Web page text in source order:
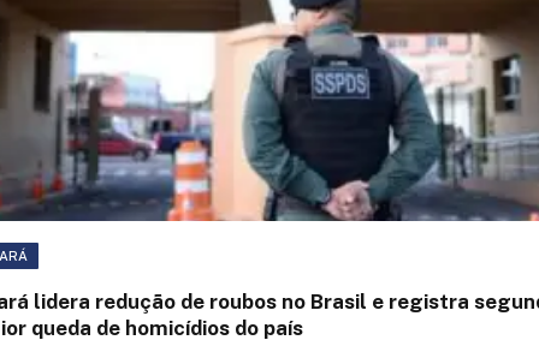
lidera redução de roubos no Brasil e registra
queda de homicídios do país